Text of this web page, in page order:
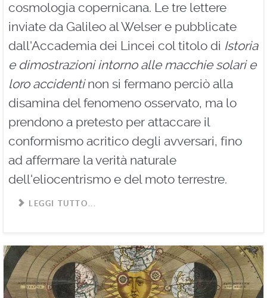
cosmologia copernicana. Le tre lettere
inviate da Galileo al Welser e pubblicate
dall'Accademia dei Lincei col titolo di Istoria
e dimostrazioni intorno alle macchie solari e
loro accidentinon si fermano perciò alla
disamina del fenomeno osservato, ma lo
prendono a pretesto per attaccare il
conformismo acritico degli avversari, fino
ad affermare la verità naturale
dell'eliocentrismo e del moto terrestre.
LEGGI TUTTO...